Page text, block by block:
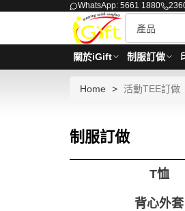
WhatsApp: 5661 1880
關於iGift 制服訂做
Home 活動TEE訂做
制服訂做
T恤
背心外套